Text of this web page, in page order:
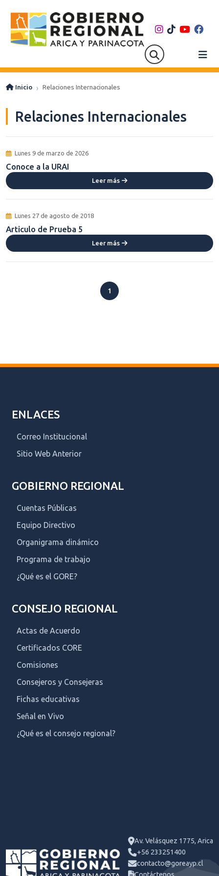
Inicio Relaciones Internacionales
Relaciones Internacionales
Lunes 9 de marzo de 2026
Conoce a la URAI
Leer más
Lunes 27 de agosto de 2018
Articulo de Prueba 5
Leer más
1
ENLACES
Correo Institucional
Sitio Web Anterior
GOBIERNO REGIONAL
Cuentas Públicas
Equipo Directivo
Organigrama dinámico
Programa de trabajo
¿Qué es el GORE?
CONSEJO REGIONAL
Actas de Acuerdo
Certificados CORE
Comisiones
Consejeros y Consejeras
Fichas educativas
Señal en Vivo
¿Qué es el consejo regional?
Av. Velásquez 1775, Arica
+56 233251400
contacto@goreayp.cl